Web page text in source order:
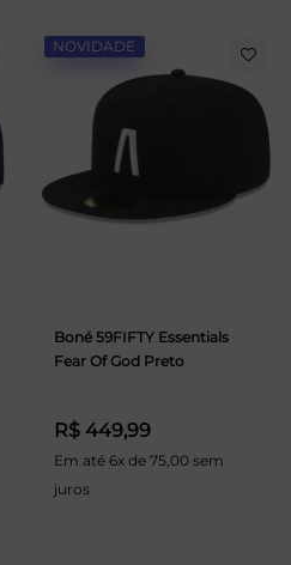
NOVIDADE
Boné 59FIFTY Essentials
Fear Of God Preto
R$ 449,99
Em até 6x de 75,00 sem
juros